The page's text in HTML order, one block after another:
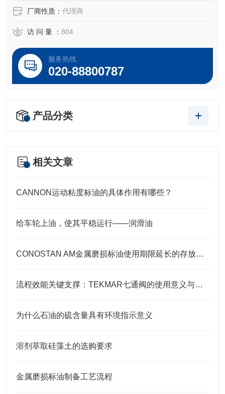
厂商性质： 代理商
访 问 量 ： 804
服务热线
020-88800787
产品分类
相关文章
CANNON运动粘度标油的具体作用有哪些？
给车轮上油，使其平稳运行——润滑油
CONOSTAN AM金属磨损标油使用期限延长的存放要点
流程效能关键支撑：TEKMAR七通阀的使用意义与核心要点
为什么石油的硫含量具有环境指示意义
溶剂萃取硅藻土的选购要求
金属磨损标油制备工艺流程